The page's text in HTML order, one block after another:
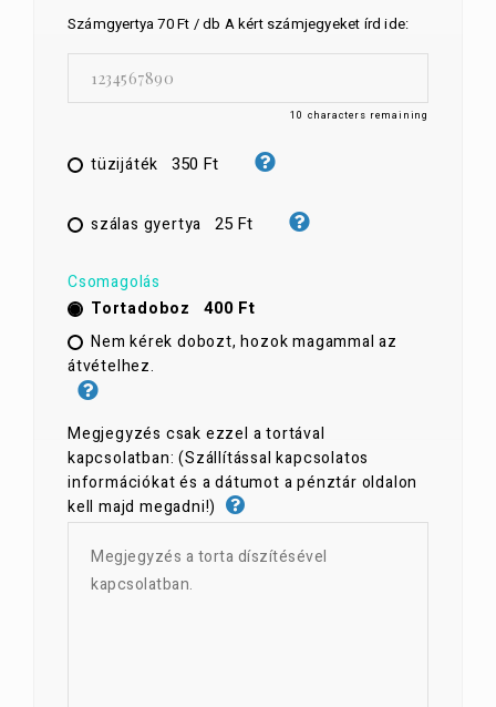
Számgyertya 70 Ft / db A kért számjegyeket írd ide:
10 characters remaining
tüzijáték 350 Ft
szálas gyertya 25 Ft
Csomagolás
Tortadoboz
400 Ft
Nem kérek dobozt, hozok magammal az
átvételhez.
Megjegyzés csak ezzel a tortával
kapcsolatban: (Szállítással kapcsolatos
információkat és a dátumot a pénztár oldalon
kell majd megadni!)